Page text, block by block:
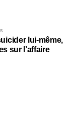
lui-même,
sur l’affaire